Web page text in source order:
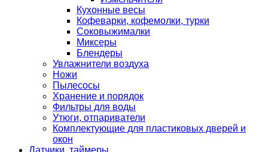
Кухонные весы
Кофеварки, кофемолки, турки
Соковыжималки
Миксеры
Блендеры
Увлажнители воздуха
Ножи
Пылесосы
Хранение и порядок
Фильтры для воды
Утюги, отпариватели
Комплектующие для пластиковых дверей и
окон
Датчики, таймеры